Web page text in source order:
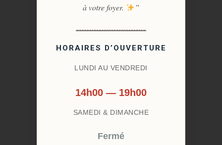
à votre foyer.
”
HORAIRES D’OUVERTURE
LUNDI AU VENDREDI
14h00 — 19h00
SAMEDI & DIMANCHE
Fermé